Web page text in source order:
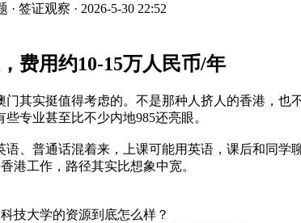
· 签证观察 · 2026-5-30 22:52
费用约10-15万人民币/年
其实挺值得考虑的。不是那种人挤人的香港，
专业甚至比不少内地985还亮眼。
、普通话混着来，上课可能用英语，课后和同学
港工作，路径其实比想象中宽。
技大学的资源到底怎么样？